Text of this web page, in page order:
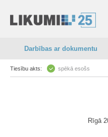
Darbības ar dokumentu
Tiesību akts: spēkā esošs
Rīgā